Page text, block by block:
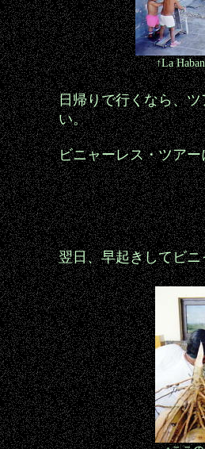
↑La
日帰りで行くなら、
い。
ビニャーレス・ツア
翌日、早起きしてビ